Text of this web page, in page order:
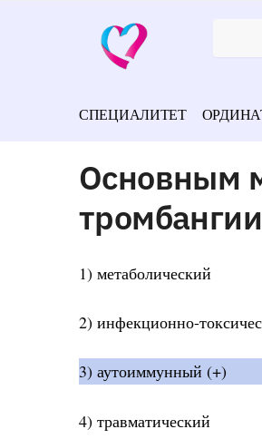
СПЕЦИАЛИТЕТ
Основным
1) метаболический
2) инфекционно-
3) аутоиммунный (+)
4) травматический